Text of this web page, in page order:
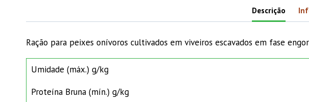
Descrição
Ração para peixes onívoros cultivados em viveiros escavados em fase
Umidade (máx.) g/kg
Proteína Bruna (mín.) g/kg